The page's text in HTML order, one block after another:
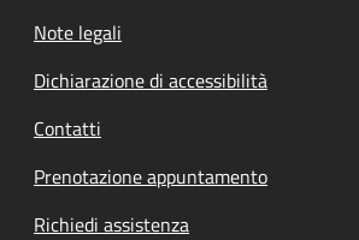
Note legali
Dichiarazione di accessibilità
Contatti
Prenotazione appuntamento
Richiedi assistenza